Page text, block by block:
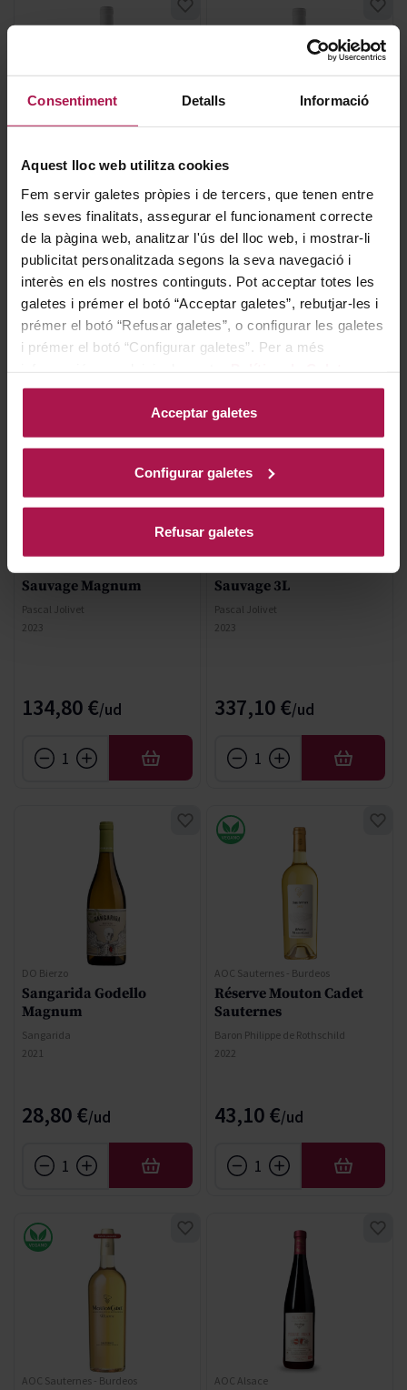
Consentiment Detalls Informació
Aquest lloc web utilitza cookies
Fem servir galetes pròpies i de tercers, que tenen entre
les seves finalitats, assegurar el funcionament correcte
de la pàgina web, analitzar l'ús del lloc web, i mostrar-li
publicitat personalitzada segons la seva navegació i
interès en els nostres continguts. Pot acceptar totes les
galetes i prémer el botó “Acceptar galetes”, rebutjar-les i
prémer el botó “Refusar galetes”, o configurar les galetes
i prémer el botó “Configurar galetes”. Per a més
Acceptar galetes
Configurar galetes
Refusar galetes
DO Penedès
Sotavent Magnum
Joan Sardà
2025
23,70 €
AFEGIR
Joan Sardà
2024
11,85 €
Sauvage Magnum
Pascal Jolivet
2023
134,80 €
AFEGIR
Sauvage 3L
Pascal Jolivet
2023
337,10 €
AFEGIR
DO Bierzo
Sangarida Godello
Magnum
Sangarida
2021
28,80 €
AFEGIR
AOC Sauternes - Burdeos
Réserve Mouton Cadet
Sauternes
Baron Philippe de Rothschild
2022
43,10 €
AFEGIR
AOC Sauternes - Burdeos AOC Alsace